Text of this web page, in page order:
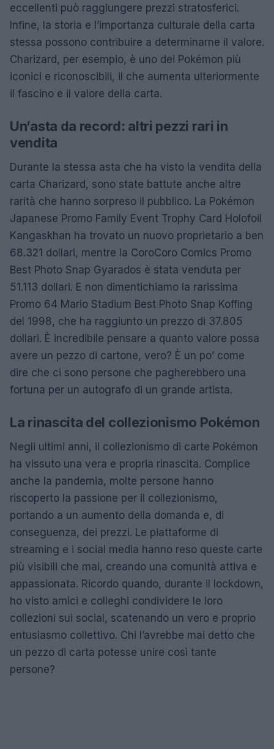
eccellenti può raggiungere prezzi stratosferici.
Infine, la storia e l’importanza culturale della carta
stessa possono contribuire a determinarne il valore.
Charizard, per esempio, è uno dei Pokémon più
iconici e riconoscibili, il che aumenta ulteriormente
il fascino e il valore della carta.
Un’asta da record: altri pezzi rari in
vendita
Durante la stessa asta che ha visto la vendita della
carta Charizard, sono state battute anche altre
rarità che hanno sorpreso il pubblico. La Pokémon
Japanese Promo Family Event Trophy Card Holofoil
Kangaskhan ha trovato un nuovo proprietario a ben
68.321 dollari, mentre la CoroCoro Comics Promo
Best Photo Snap Gyarados è stata venduta per
51.113 dollari. E non dimentichiamo la rarissima
Promo 64 Mario Stadium Best Photo Snap Koffing
del 1998, che ha raggiunto un prezzo di 37.805
dollari. È incredibile pensare a quanto valore possa
avere un pezzo di cartone, vero? È un po’ come
dire che ci sono persone che pagherebbero una
fortuna per un autografo di un grande artista.
La rinascita del collezionismo Pokémon
Negli ultimi anni, il collezionismo di carte Pokémon
ha vissuto una vera e propria rinascita. Complice
anche la pandemia, molte persone hanno
riscoperto la passione per il collezionismo,
portando a un aumento della domanda e, di
conseguenza, dei prezzi. Le piattaforme di
streaming e i social media hanno reso queste carte
più visibili che mai, creando una comunità attiva e
appassionata. Ricordo quando, durante il lockdown,
ho visto amici e colleghi condividere le loro
collezioni sui social, scatenando un vero e proprio
entusiasmo collettivo. Chi l’avrebbe mai detto che
un pezzo di carta potesse unire così tante
persone?